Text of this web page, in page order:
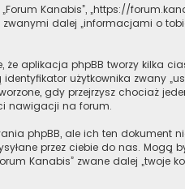
Kanabis”, „https://
zwanymi dalej „informacjami o
aplikacja phpBB tworzy kilka
użytkownika zwany
gdy przejrzysz chociaż
nawigacji na forum.
phpBB, ale ich ten dokument
przez ciebie do nas. Mogą
Kanabis” zwane dalej „twoje